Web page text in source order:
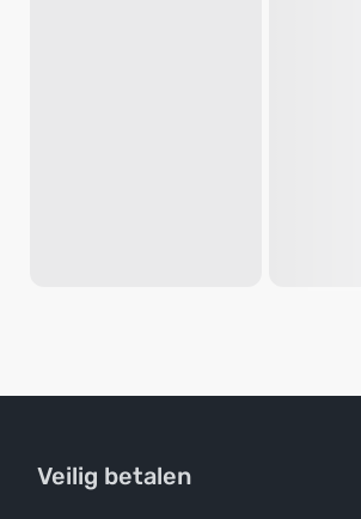
Veilig betalen